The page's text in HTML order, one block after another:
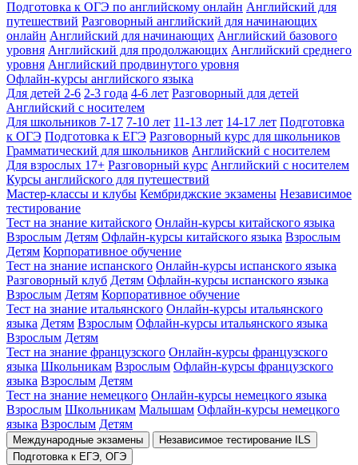
Подготовка к ОГЭ по английскому онлайн Английский для
путешествий Разговорный английский для начинающих
онлайн Английский для начинающих Английский базового
уровня Английский для продолжающих Английский среднего
уровня Английский продвинутого уровня
Офлайн-курсы английского языка
Для детей 2-6 2-3 года 4-6 лет Разговорный для детей
Английский с носителем
Для школьников 7-17 7-10 лет 11-13 лет 14-17 лет Подготовка
к ОГЭ Подготовка к ЕГЭ Разговорный курс для школьников
Грамматический для школьников Английский с носителем
Для взрослых 17+ Разговорный курс Английский с носителем
Курсы английского для путешествий
Мастер-классы и клубы Кембриджские экзамены Независимое
тестирование
Тест на знание китайского Онлайн-курсы китайского языка
Взрослым Детям Офлайн-курсы китайского языка Взрослым
Детям Корпоративное обучение
Тест на знание испанского Онлайн-курсы испанского языка
Разговорный клуб Детям Офлайн-курсы испанского языка
Взрослым Детям Корпоративное обучение
Тест на знание итальянского Онлайн-курсы итальянского
языка Детям Взрослым Офлайн-курсы итальянского языка
Взрослым Детям
Тест на знание французского Онлайн-курсы французского
языка Школьникам Взрослым Офлайн-курсы французского
языка Взрослым Детям
Тест на знание немецкого Онлайн-курсы немецкого языка
Взрослым Школьникам Малышам Офлайн-курсы немецкого
языка Взрослым Детям
Международные экзамены
Независимое тестирование ILS
Подготовка к ЕГЭ, ОГЭ